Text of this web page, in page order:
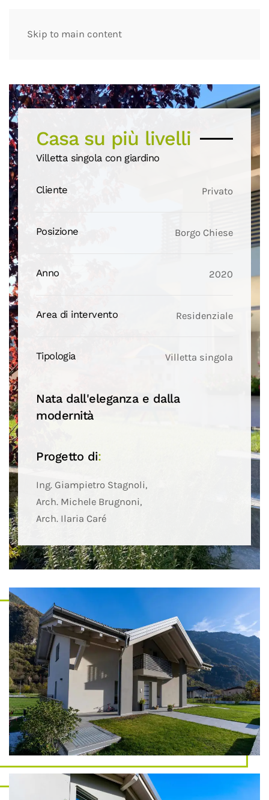
Skip to main content
Casa su più livelli
Villetta singola con giardino
Cliente Privato
Posizione Borgo Chiese
Anno 2020
Area di intervento Residenziale
Tipologia Villetta singola
Nata dall'eleganza e dalla
modernità
Progetto di:
Ing. Giampietro Stagnoli,
Arch. Michele Brugnoni,
Arch. Ilaria Caré